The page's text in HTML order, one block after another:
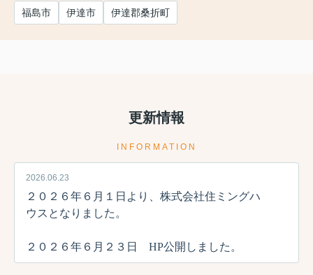
福島市 伊達市 伊達郡桑折町
更新情報
INFORMATION
2026.06.23
２０２６年６月１日より、株式会社住ミングハ
ウスとなりました。
２０２６年６月２３日 HP公開しました。